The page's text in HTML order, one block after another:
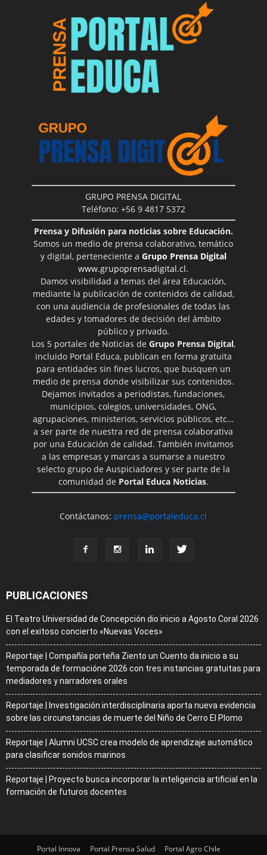
GRUPO PRENSA DIGITAL
Teléfono: +56 9 4817 5372
Prensa y Difusión para noticias sobre Educación.
Somos un medio de prensa colaborativo, temático
y digital, perteneciente a Grupo Prensa Digital
www.grupoprensadigital.cl.
Damos visibilidad a temas del área Educación,
mediante la publicación de contenidos de calidad,
con una audiencia de profesionales de todas las
edades y tomadores de decisión del ámbito
público y privado.
Los 5 portales de Noticias de Grupo Prensa Digital,
incluido Portal Educa, publican en forma gratuita
para entidades sin fines lucros, que busquen un
medio de prensa donde visibilizar sus contenidos.
Dejamos invitados a periodistas, fundaciones,
municipios, colegios, universidades, ONG,
agrupaciones, ministerios, servicios públicos, etc…
a ser parte de nuestra red de prensa colaborativa
por una Educación de calidad. También invitamos
a las empresas y marcas a sumarse a nuestro
selecto grupo de Auspiciadores y ser parte de la
comunidad de Portal Educa Noticias.
Contáctanos: prensa@portaleduca.cl
PUBLICACIONES
El Teatro Universidad de Concepción dio inicio a Agosto Coral 2026
con el exitoso concierto «Nuevas Voces»
Reportaje | Compañía porteña Ziento un Cuento da inicio a su
temporada de formacióne 2026 con tres instancias gratuitas para
mediadores y narradores orales
Reportaje | Investigación interdisciplinaria aporta nueva evidencia
sobre las circunstancias de muerte del Niño de Cerro El Plomo
Reportaje | Alumni UCSC crea modelo de aprendizaje automático
para clasificar sonidos marinos
Reportaje | Proyecto busca incorporar la inteligencia artificial en la
formación de futuros docentes
Portal Innova Portal Prensa Salud Portal Agro Chile